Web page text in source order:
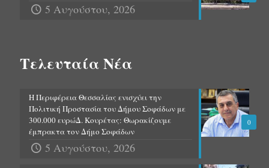
5 Αυγούστου, 2026
Τελευταία Νέα
0
Η Περιφέρεια Θεσσαλίας ενισχύει την
Πολιτική Προστασία του Δήμου Σοφάδων με
300.000 ευρώΔ. Κουρέτας: Θωρακίζουμε
έμπρακτα τον Δήμο Σοφάδων
5 Αυγούστου, 2026